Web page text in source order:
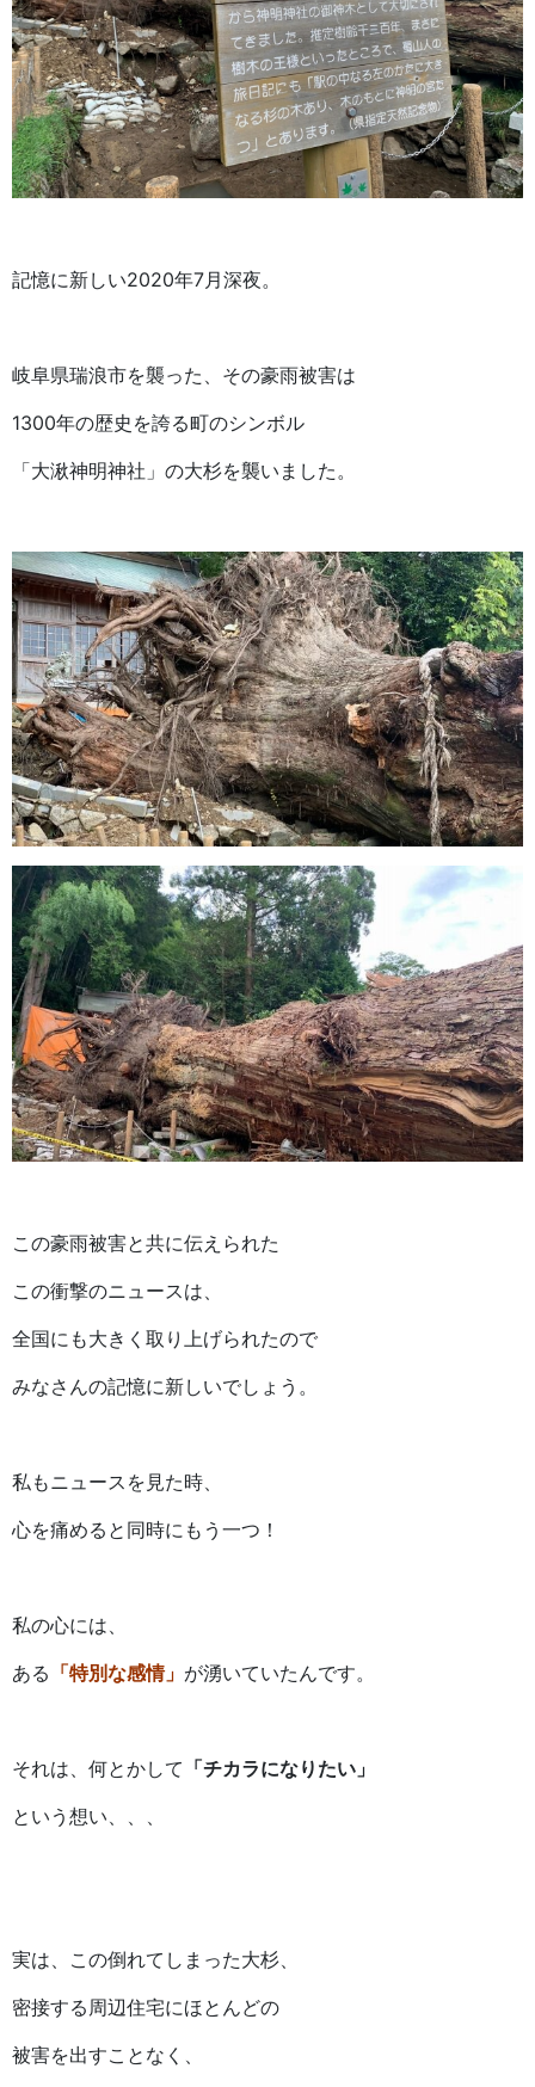
記憶に新しい2020年7月深夜。
岐阜県瑞浪市を襲った、その豪雨被害は
1300年の歴史を誇る町のシンボル
「大湫神明神社」の大杉を襲いました。
この豪雨被害と共に伝えられた
この衝撃のニュースは、
全国にも大きく取り上げられたので
みなさんの記憶に新しいでしょう。
私もニュースを見た時、
心を痛めると同時にもう一つ！
私の心には、
ある 「特別な感情」 が湧いていたんです。
それは、何とかして 「チカラになりたい」
という想い、、、
実は、この倒れてしまった大杉、
密接する周辺住宅にほとんどの
被害を出すことなく、